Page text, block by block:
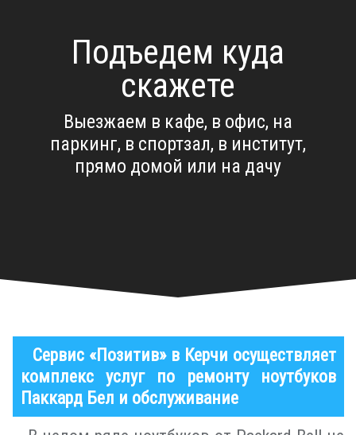
Подъедем куда
скажете
Выезжаем в кафе, в офис, на
паркинг, в спортзал, в институт,
прямо домой или на дачу
Сервис «Позитив» в Керчи осуществляет
комплекс услуг по ремонту ноутбуков
Паккард Бел и обслуживание